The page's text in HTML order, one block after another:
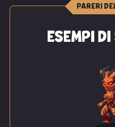
PARERI
ESEMPI